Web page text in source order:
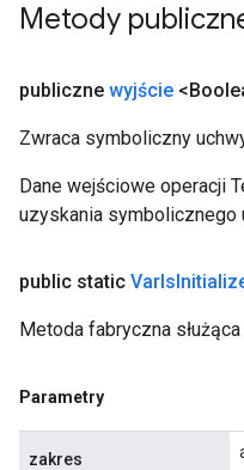
Metody
publiczne wyjście
Zwraca symboliczny
Dane wejściowe operacji
uzyskania symbolicznego
public static VarIs
Metoda fabryczna
Parametry
zakres